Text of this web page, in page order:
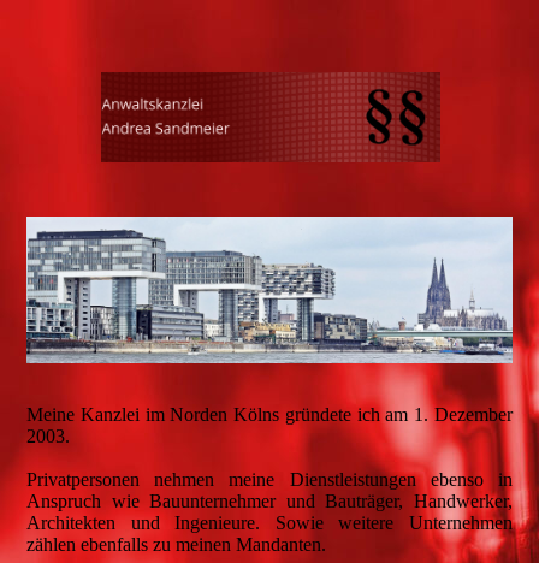
Meine Kanzlei im Norden Kölns gründete ich am 1. Dezember
2003.
Privatpersonen nehmen meine Dienstleistungen ebenso in
Anspruch wie Bauunternehmer und Bauträger, Handwerker,
Architekten und Ingenieure. Sowie weitere Unternehmen
zählen ebenfalls zu meinen Mandanten.